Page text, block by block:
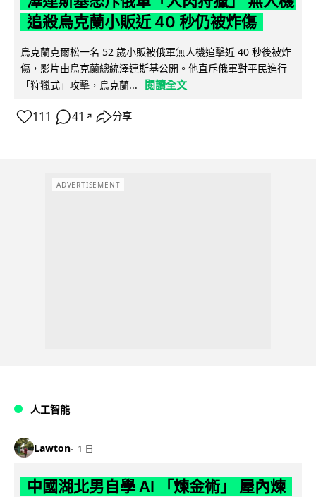
追殺烏克蘭小販近 40 秒仍被炸傷
烏克蘭克爾松一名 52 歲小販被俄軍無人機追擊近 40 秒後被炸
傷，影片由烏克蘭總統澤連斯基公開。他直斥俄軍對平民進行
「狩獵式」攻擊，烏克蘭...
閱讀全文
111 41 ↗ 分享
ADVERTISEMENT
人工智能
Lawton 1 日
中國湖北男自學 AI 「煉金術」 屋內煉